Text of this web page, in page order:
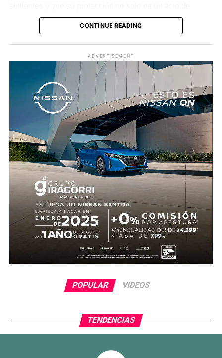
sensibilidad, sino una obligación constitucional, por lo
que llamó a las instituciones a ejercer sus facultades con
El acuerdo exhorta a dependencias como la Secretaría
de Desarrollo Sustentable, la Procuraduría de Protección
al Ambiente, la Fiscalía General del Estado y los
municipios, en particular al Ayuntamiento de Jojutla, a
reforzar la supervisión en eventos con animales e
investigar posibles irregularidades. Asimismo, contó con
el respaldo de diversas y diversos legisladores, quienes
coincidieron en que es necesario fortalecer la aplicación
de la ley para evitar que se repitan este tipo de hechos.
CONTINUE READING
ADVERTISEMENT
POPULAR VIDEOS
TENDENCIAS